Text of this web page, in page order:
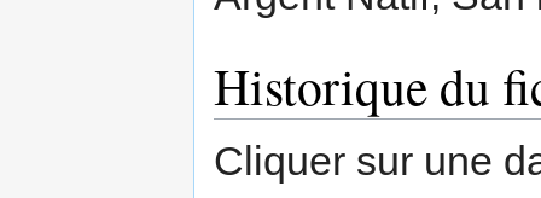
Historique du
Cliquer sur une